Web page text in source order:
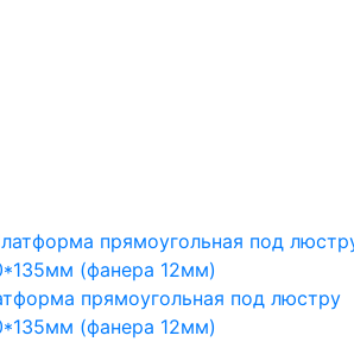
прямоугольная под люстру
(фанера 12мм)